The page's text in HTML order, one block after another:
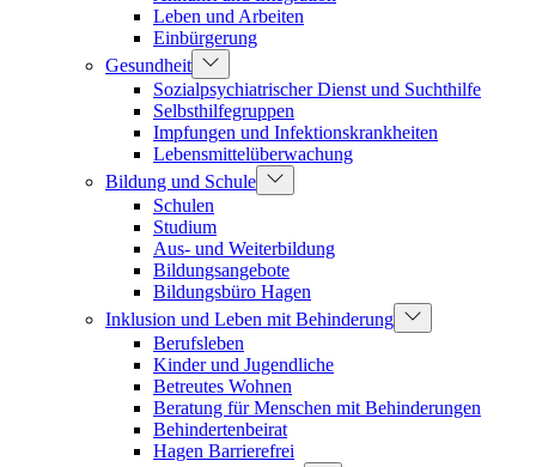
Leben und Arbeiten
Einbürgerung
Gesundheit
Sozialpsychiatrischer Dienst und Suchthilfe
Selbsthilfegruppen
Impfungen und Infektionskrankheiten
Lebensmittelüberwachung
Bildung und Schule
Schulen
Studium
Aus- und Weiterbildung
Bildungsangebote
Bildungsbüro Hagen
Inklusion und Leben mit Behinderung
Berufsleben
Kinder und Jugendliche
Betreutes Wohnen
Beratung für Menschen mit Behinderungen
Behindertenbeirat
Hagen Barrierefrei